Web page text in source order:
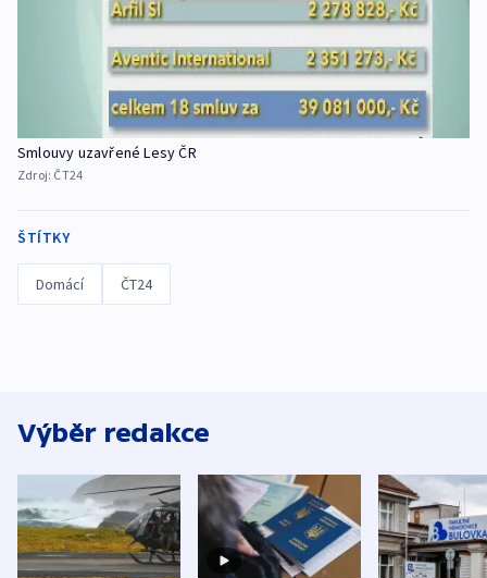
Smlouvy uzavřené Lesy ČR
Zdroj: ČT24
ŠTÍTKY
Domácí ČT24
Výběr redakce